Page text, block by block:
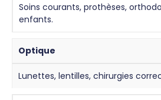
Soins courants, prothèses,
enfants.
Optique
Lunettes, lentilles, chirurgies